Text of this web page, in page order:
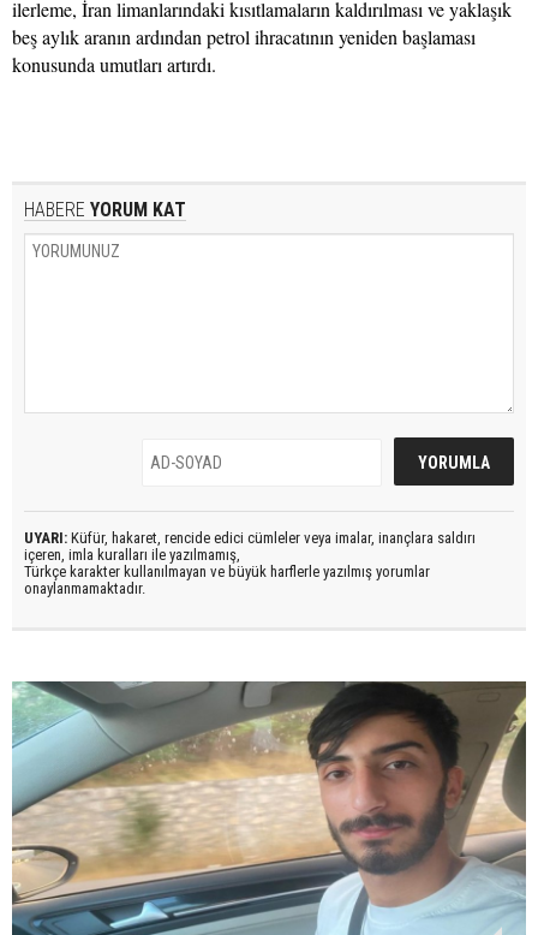
ilerleme, İran limanlarındaki kısıtlamaların kaldırılması ve yaklaşık
beş aylık aranın ardından petrol ihracatının yeniden başlaması
konusunda umutları artırdı.
HABERE YORUM KAT
UYARI: Küfür, hakaret, rencide edici cümleler veya imalar, inançlara saldırı
içeren, imla kuralları ile yazılmamış,
Türkçe karakter kullanılmayan ve büyük harflerle yazılmış yorumlar
onaylanmamaktadır.